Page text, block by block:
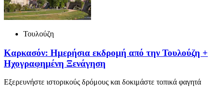
Τουλούζη
Καρκασόν: Ημερήσια εκδρομή από την Τουλούζη +
Ηχογραφημένη Ξενάγηση
Εξερευνήστε ιστορικούς δρόμους και δοκιμάστε τοπικά φαγητά